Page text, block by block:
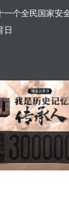
一个全民国家安
日